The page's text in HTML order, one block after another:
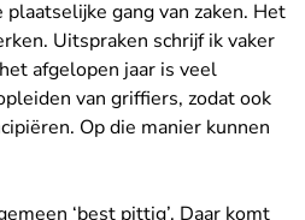
gang van zaken. Het
Uitspraken schrijf ik vaker
afgelopen jaar is veel
van griffiers, zodat ook
Op die manier kunnen
‘best pittig’. Daar komt